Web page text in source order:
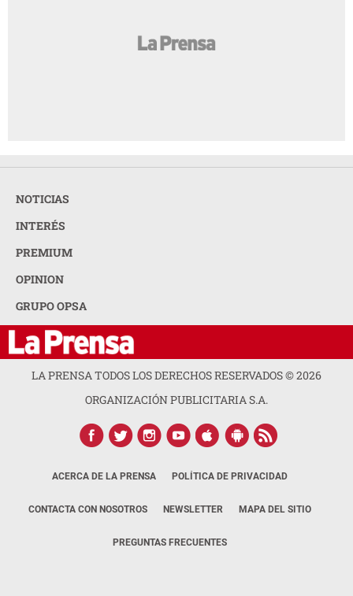
NOTICIAS
INTERÉS
PREMIUM
OPINION
GRUPO OPSA
LA PRENSA TODOS LOS DERECHOS RESERVADOS ©2026
ORGANIZACIÓN PUBLICITARIA S.A.
ACERCA DE LA PRENSA POLÍTICA DE PRIVACIDAD
CONTACTA CON NOSOTROS NEWSLETTER MAPA DEL SITIO
PREGUNTAS FRECUENTES